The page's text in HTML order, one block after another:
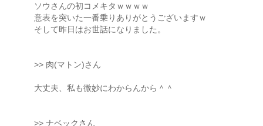
ソウさんの初コメキタｗｗｗｗ
意表を突いた一番乗りありがとうございますｗ
そして昨日はお世話になりました。
>> 肉(マトン)さん
大丈夫、私も微妙にわからんから＾＾
>> ナベックさん